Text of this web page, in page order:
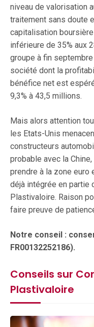
niveau de valorisation
traitement sans doute
capitalisation
inférieure de 35% aux
groupe à fin
société dont la
bénéfice net est
9,3% à 43,5 millions.
Mais alors attention
les Etats-Unis
constructeurs
probable avec la
prendre à la zone euro
déjà intégrée en partie
Plastivaloire. Raison
faire preuve de
Notre conseil :
FR00132252186).
Conseils sur
Plastivaloire